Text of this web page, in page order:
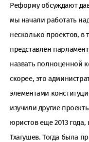
Реформу обсуждают
мы начали работать
несколько проектов,
представлен
назвать полноценной
скорее, это
элементами
изучили другие
юристов еще 2013
Тхагушев. Тогда была